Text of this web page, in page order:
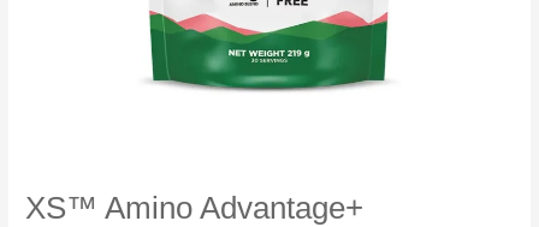
XS™ Amino Advantage+